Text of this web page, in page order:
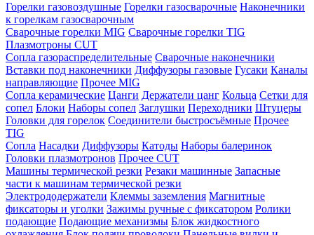
Горелки газовоздушные Горелки газосварочные Наконечники
к горелкам газосварочным
Сварочные горелки MIG Сварочные горелки TIG
Плазмотроны CUT
Сопла газораспределительные Сварочные наконечники
Вставки под наконечники Диффузоры газовые Гусаки Каналы
направляющие Прочее MIG
Сопла керамические Цанги Держатели цанг Кольца Сетки для
сопел Блоки Наборы сопел Заглушки Переходники Штуцеры
Головки для горелок Соединители быстросъёмные Прочее
TIG
Сопла Насадки Диффузоры Катоды Наборы балеринок
Головки плазмотронов Прочее CUT
Машины термической резки Резаки машинные Запасные
части к машинам термической резки
Электрододержатели Клеммы заземления Магнитные
фиксаторы и уголки Зажимы ручные с фиксатором Ролики
подающие Подающие механизмы Блок жидкостного